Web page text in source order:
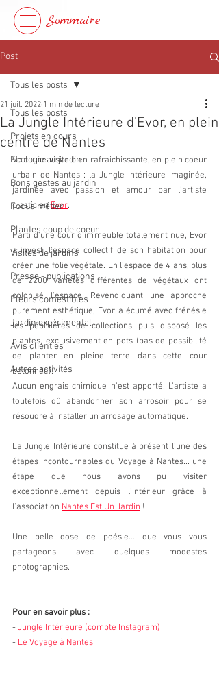
Sommaire
Post
Tous les posts
Projets en cours
Ecologie au jardin
Bons gestes au jardin
Focus métier
Plantes coup de coeur
Visites de jardins
Presse - publications
Fleurs comestibles
Jardin expérimental
Avis client·es
Autres activités
Tous les posts
La Jungle Intérieure d'Evor, en plein
centre de Nantes
21 juil. 2022 1 min de lecture
Voici une visite bien rafraichissante, en plein coeur
urbain de Nantes : la Jungle Intérieure imaginée,
jardinée avec passion et amour par l'artiste
plasticien Evor.
Parti d'une cour d'immeuble totalement nue, Evor
a investi l'espace collectif de son habitation pour
créer une folie végétale. En l'espace de 4 ans, plus
de 2200 variétés différentes de végétaux ont
colonisé l'espace. Revendiquant une approche
purement esthétique, Evor a écumé avec frénésie
les pépinières de collections puis disposé les
plantes, exclusivement en pots (pas de possibilité
de planter en pleine terre dans cette cour
bétonnée).
Aucun engrais chimique n'est apporté. L'artiste a
toutefois dû abandonner son arrosoir pour se
résoudre à installer un arrosage automatique.
La Jungle Intérieure constitue à présent l'une des
étapes incontournables du Voyage à Nantes... une
étape que nous avons pu visiter
exceptionnellement depuis l'intérieur grâce à
l'association Nantes Est Un Jardin !
Une belle dose de poésie... que vous vous
partageons avec quelques modestes
photographies.
Pour en savoir plus :
- Jungle Intérieure (compte Instagram)
- Le Voyage à Nantes